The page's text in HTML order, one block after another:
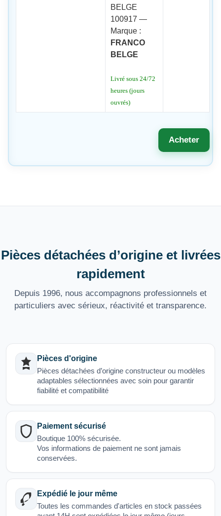
BELGE
100917 —
Marque :
FRANCO
BELGE
Livré sous 24/72
heures (jours
ouvrés)
Acheter
Pièces détachées d’origine et livrées
rapidement
Depuis 1996, nous accompagnons professionnels et
particuliers avec sérieux, réactivité et transparence.
Pièces d'origine
Pièces détachées d’origine constructeur ou modèles
adaptables sélectionnées avec soin pour garantir
fiabilité et compatibilité
Paiement sécurisé
Boutique 100% sécurisée.
Vos informations de paiement ne sont jamais
conservées.
Expédié le jour même
Toutes les commandes d'articles en stock passées